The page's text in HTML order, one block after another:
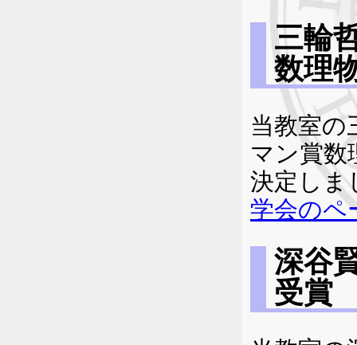
三輪
数理
当教室の
マン賞数
決定しま
学会のペ
深谷
受賞